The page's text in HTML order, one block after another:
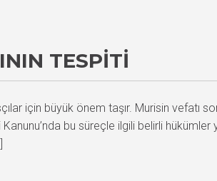
TESPITI
için büyük önem taşır. Murisin vefatı
bu süreçle ilgili belirli hükümler